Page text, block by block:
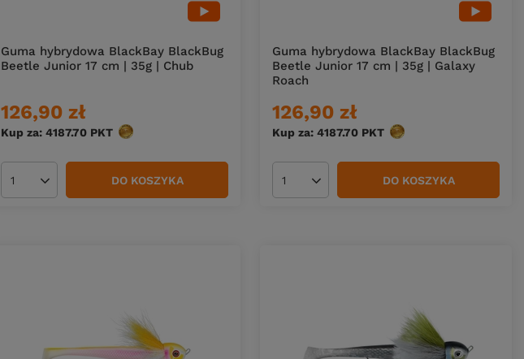
Guma hybrydowa BlackBay BlackBug
Beetle Junior 17 cm | 35g | Chub
126,90 zł
Kup za: 4187.70 PKT punktów
Ilość produktów DO KOSZYKA
Guma hybrydowa BlackBay BlackBug
Beetle Junior 17 cm | 35g | Galaxy
Roach
126,90 zł
Kup za: 4187.70 PKT punktów
Ilość produktów DO KOSZYKA